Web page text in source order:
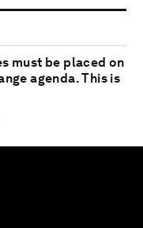
must be placed on
agenda. This is